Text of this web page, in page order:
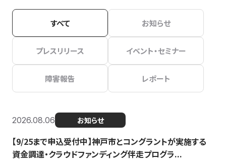
すべて お知らせ
プレスリリース イベント・セミナー
障害報告 レポート
2026.08.06 お知らせ
【9/25まで申込受付中】神戸市とコングラントが実施する
資金調達・クラウドファンディング伴走プログラ...